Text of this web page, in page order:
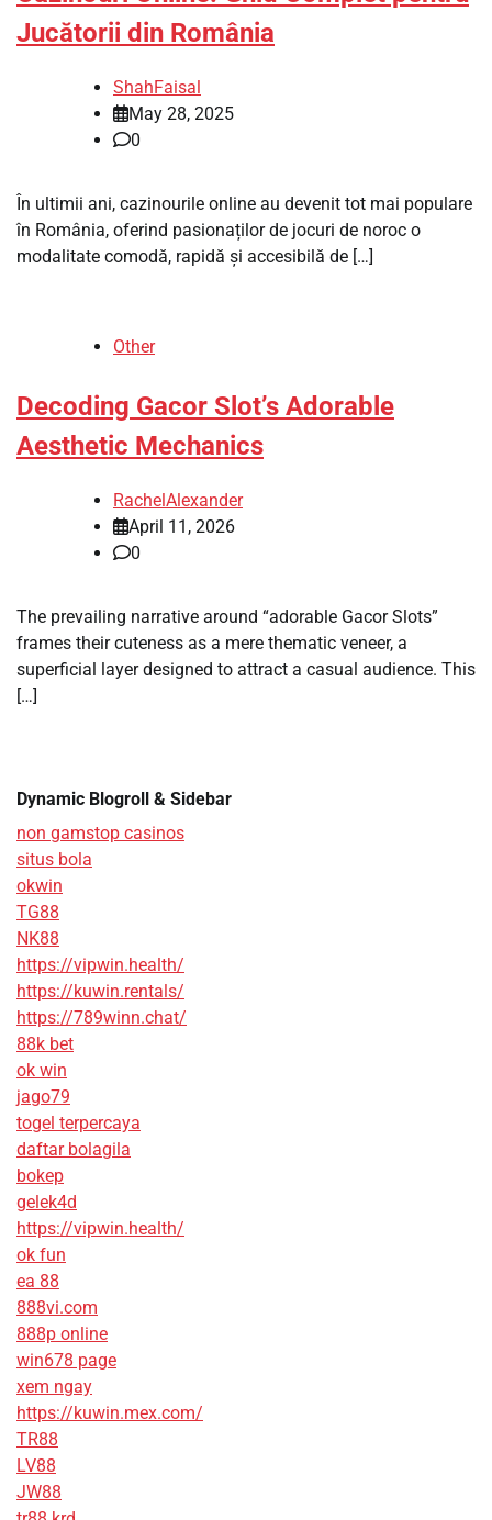
Jucătorii din România
ShahFaisal
May 28, 2025
0
În ultimii ani, cazinourile online au devenit tot mai populare
în România, oferind pasionaților de jocuri de noroc o
modalitate comodă, rapidă și accesibilă de […]
Other
Decoding Gacor Slot’s Adorable
Aesthetic Mechanics
RachelAlexander
April 11, 2026
0
The prevailing narrative around “adorable Gacor Slots”
frames their cuteness as a mere thematic veneer, a
superficial layer designed to attract a casual audience. This
[…]
Dynamic Blogroll & Sidebar
non gamstop casinos
situs bola
okwin
TG88
NK88
https://vipwin.health/
https://kuwin.rentals/
https://789winn.chat/
88k bet
ok win
jago79
togel terpercaya
daftar bolagila
bokep
gelek4d
https://vipwin.health/
ok fun
ea 88
888vi.com
888p online
win678 page
xem ngay
https://kuwin.mex.com/
TR88
LV88
JW88